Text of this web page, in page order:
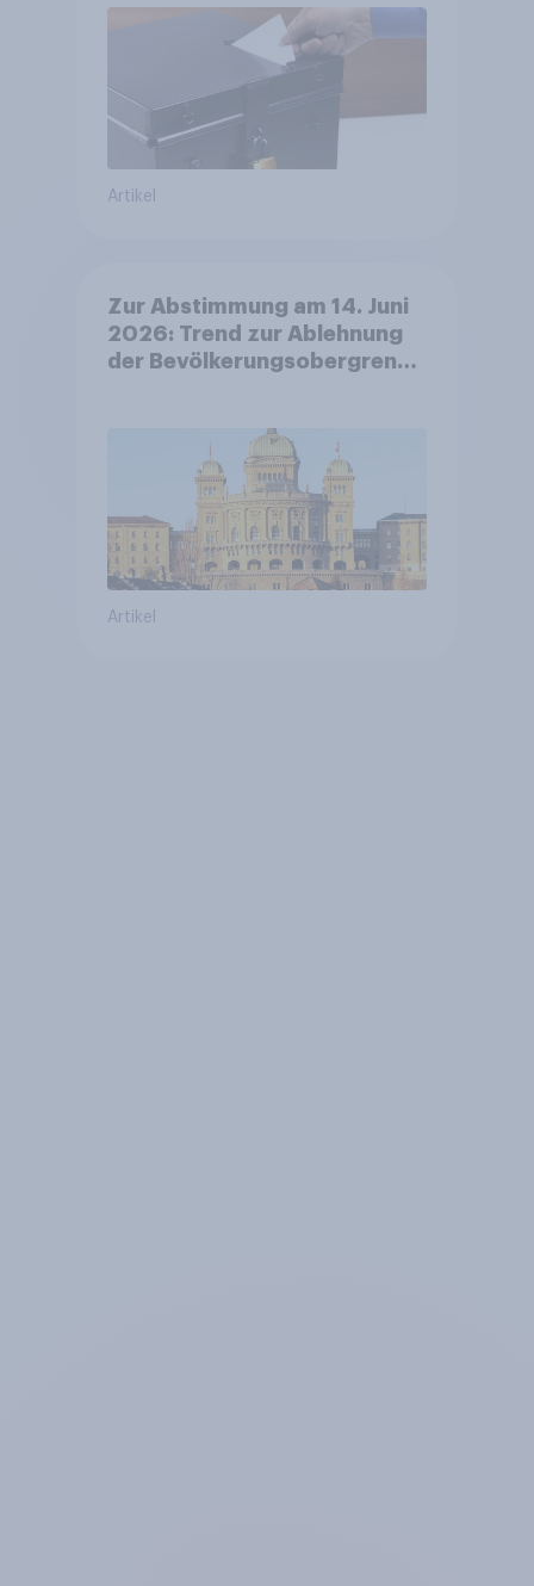
Artikel
Zur Abstimmung am 14. Juni
2026: Trend zur Ablehnung
der Bevölkerungsobergrenze
Zivildienstgesetz sinken
Artikel